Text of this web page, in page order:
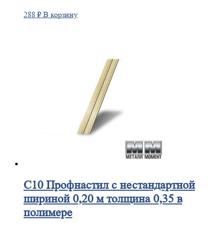
288 ₽ В корзину
С10Профнастил с нестандартной
шириной 0,20 м толщина 0,35 в
полимере